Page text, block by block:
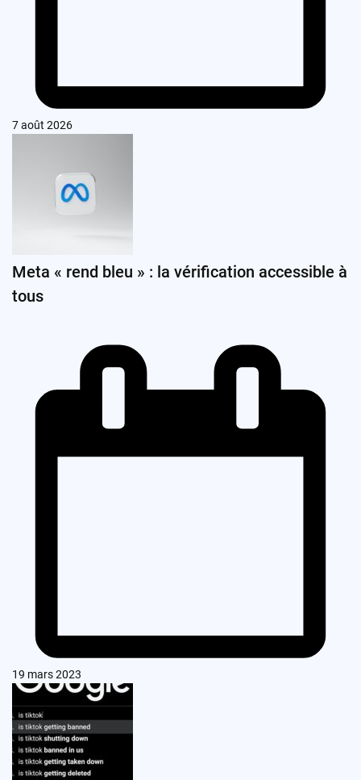
7 août 2026
Meta « rend bleu » : la vérification accessible à
tous
19 mars 2023